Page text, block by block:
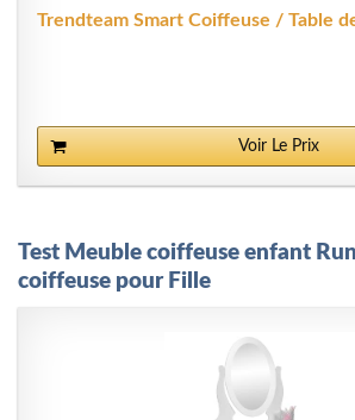
Trendteam Smart Coiffeuse / Table
Voir Le Prix
Test Meuble coiffeuse enfant
coiffeuse pour Fille